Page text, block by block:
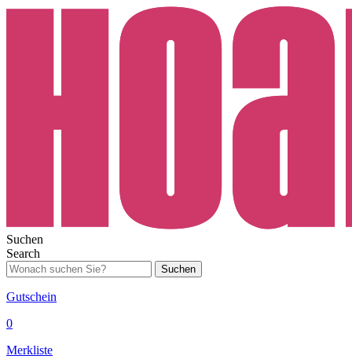
Suchen
Search
Suchen
Gutschein
0
Merkliste